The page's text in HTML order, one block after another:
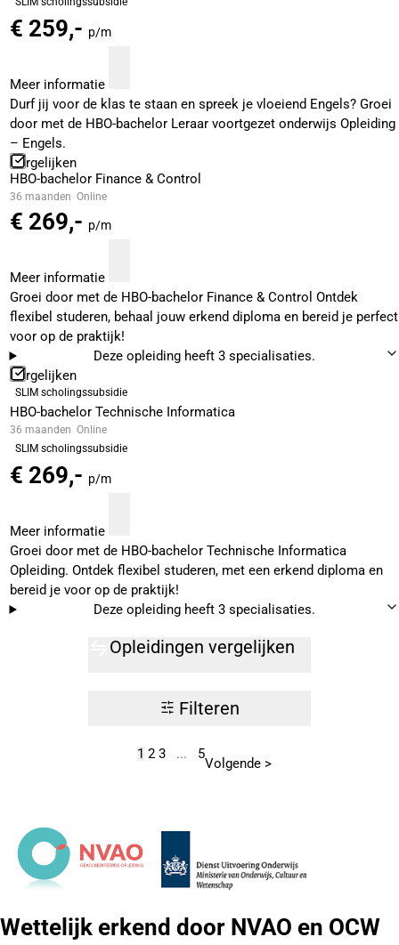
€ 259,- p/m
Meer informatie
Durf jij voor de klas te staan en spreek je vloeiend Engels? Groei
door met de HBO-bachelor Leraar voortgezet onderwijs Opleiding
– Engels.
Vergelijken
HBO-bachelor Finance & Control
36 maanden Online
€ 269,- p/m
Meer informatie
Groei door met de HBO-bachelor Finance & Control Ontdek
flexibel studeren, behaal jouw erkend diploma en bereid je perfect
voor op de praktijk!
Deze opleiding heeft 3 specialisaties.
Vergelijken
SLIM scholingssubsidie
HBO-bachelor Technische Informatica
36 maanden Online
SLIM scholingssubsidie
€ 269,- p/m
Meer informatie
Groei door met de HBO-bachelor Technische Informatica
Opleiding. Ontdek flexibel studeren, met een erkend diploma en
bereid je voor op de praktijk!
Deze opleiding heeft 3 specialisaties.
Opleidingen vergelijken
Filteren
1 2 3 ... 5
Volgende >
Wettelijk erkend door NVAO en OCW